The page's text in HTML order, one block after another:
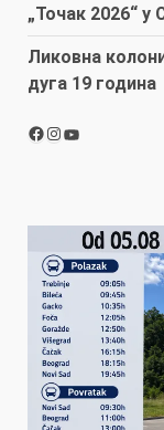
„Точак 2026“
Ликовна
дуга 19 година
Facebook
Instagram
YouTube